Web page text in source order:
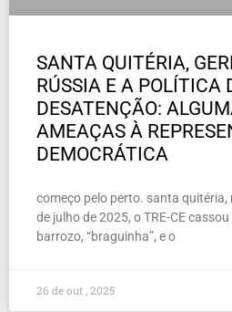
SANTA QUITÉRIA,
RÚSSIA E A POLÍTICA
DESATENÇÃO:
AMEAÇAS À
DEMOCRÁTICA
começo pelo perto. santa quitéria,
de julho de 2025, o TRE-CE
barrozo, “braguinha”, e o
26 de out , 2025